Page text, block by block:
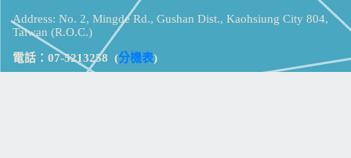
Address: No. 2, Mingde Rd., Gushan Dist., Kaohsiung City 804,
Taiwan (R.O.C.)
電話：07-5213258 (分機表)